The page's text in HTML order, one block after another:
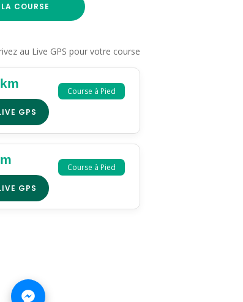
COURSE
au Live GPS pour votre course
Course à Pied
GPS
Course à Pied
GPS